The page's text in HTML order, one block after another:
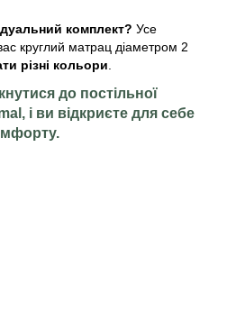
комплект? Усе
круглий матрац діаметром 2
різні кольори
до постільної
, і ви відкриєте для себе